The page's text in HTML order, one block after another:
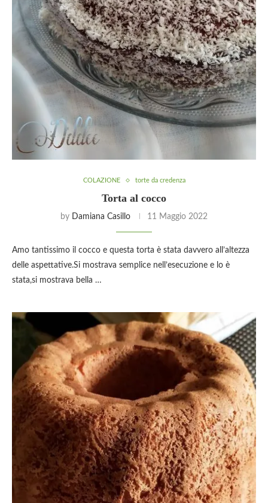
COLAZIONE torte da credenza
Torta al cocco
by Damiana Casillo 11 Maggio 2022
Amo tantissimo il cocco e questa torta è stata davvero all’altezza
delle aspettative.Si mostrava semplice nell’esecuzione e lo è
stata,si mostrava bella …